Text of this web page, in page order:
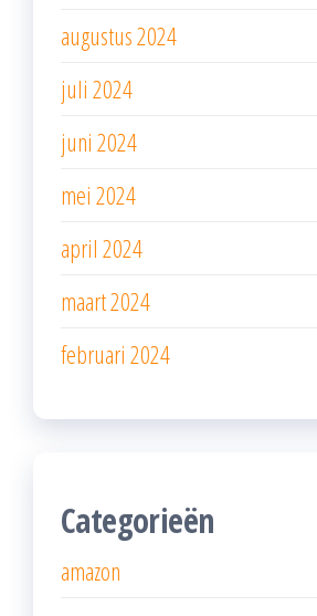
augustus 2024
juli 2024
juni 2024
mei 2024
april 2024
maart 2024
februari 2024
Categorieën
amazon